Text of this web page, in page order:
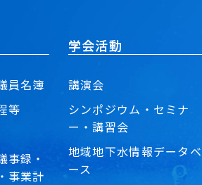
員名簿
等
事録・
事業計
学会活動
講演会
シンポジウム・セミナ
ー・講習会
地域地下水情報データベ
ース